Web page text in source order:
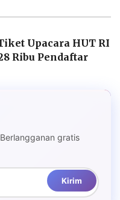
Upacara HUT RI
Ribu Pendaftar
gratis
Kirim